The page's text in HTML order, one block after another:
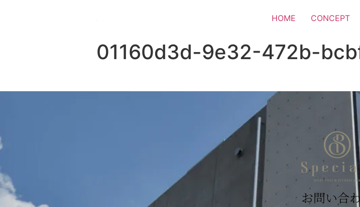
HOME CONCEPT
01160d3d-9e32-472b-
お問い合